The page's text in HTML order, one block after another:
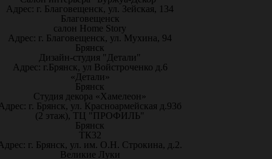
Адрес: г. Благовещенск, ул. Зейская, 134
Благовещенск
салон Home Story
Адрес: г. Благовещенск, ул. Мухина, 94
Брянск
Дизайн-студия "Детали"
Адрес: г.Брянск, ул Войстроченко д.6
«Детали»
Брянск
Студия декора «Хамелеон»
г. Брянск, ул. Красноармейская д.93б
(2 этаж), ТЦ "ПРОФИЛЬ"
Брянск
ТК32
г. Брянск, ул. им. О.Н. Строкина, д.2.
Великие Луки